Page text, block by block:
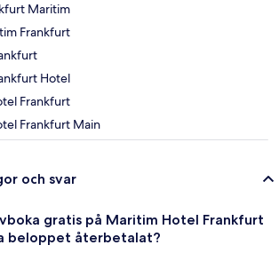
Maritim
Frankfurt
Hotel
Frankfurt
Frankfurt Main
och svar
gratis på Maritim Hotel Frankfurt
beloppet återbetalat?